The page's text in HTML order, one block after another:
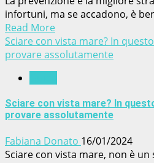
infortuni, ma se accadono, è
Read More
Sciare con vista mare? In
provare assolutamente
Sciare con vista mare? In
provare assolutamente
Fabiana Donato 16/01/2024
Sciare con vista mare, non è